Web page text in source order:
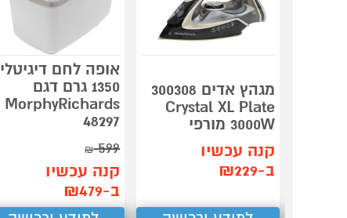
מגהץ אדים 300308
Crystal XL Plate
3000W מורפי
קנה עכשיו
ב-₪229
אופה לחם דיגיטלי
1350 גרם דגם
MorphyRichards
48297
599
₪
קנה עכשיו
ב-₪479